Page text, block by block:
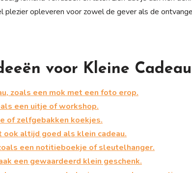
opleveren voor zowel de gever als de
voor Kleine
zoals een mok met een foto erop.
een uitje of workshop.
of zelfgebakken koekjes.
altijd goed als klein cadeau.
een notitieboekje of sleutelhanger.
een gewaardeerd klein geschenk.